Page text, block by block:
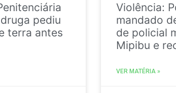
pediu
terra antes
Violência:
mandado
de policial
Mipibu e
VER MATÉRIA »